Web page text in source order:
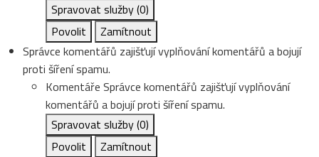
Spravovat služby(0)
Povolit
Zamítnout
Správce komentářů zajišťují vyplňování komentářů a bojují
proti šíření spamu.
Komentáře Správce komentářů zajišťují vyplňování
komentářů a bojují proti šíření spamu.
Spravovat služby(0)
Povolit
Zamítnout